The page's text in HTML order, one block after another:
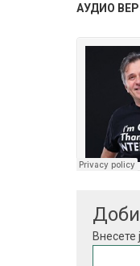
АУДИО
Внесете